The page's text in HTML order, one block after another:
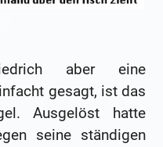
aber eine
gesagt, ist das
Ausgelöst hatte
seine ständigen